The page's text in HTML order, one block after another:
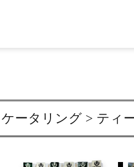
ケータリング > ティ